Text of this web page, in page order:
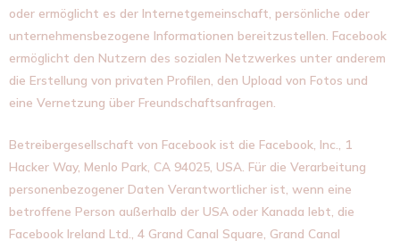
oder ermöglicht es der Internetgemeinschaft, persönliche oder
unternehmensbezogene Informationen bereitzustellen. Facebook
ermöglicht den Nutzern des sozialen Netzwerkes unter anderem
die Erstellung von privaten Profilen, den Upload von Fotos und
eine Vernetzung über Freundschaftsanfragen.
Betreibergesellschaft von Facebook ist die Facebook, Inc., 1
Hacker Way, Menlo Park, CA 94025, USA. Für die Verarbeitung
personenbezogener Daten Verantwortlicher ist, wenn eine
betroffene Person außerhalb der USA oder Kanada lebt, die
Facebook Ireland Ltd., 4 Grand Canal Square, Grand Canal